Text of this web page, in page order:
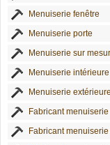
Menuiserie fenêtre
Menuiserie porte
Menuiserie sur
Menuiserie intérieure
Menuiserie extérieure
Fabricant menuiserie
Fabricant menuiserie